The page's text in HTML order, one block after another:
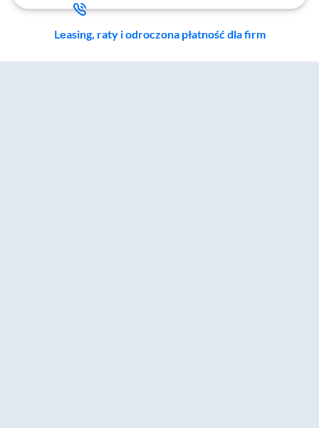
Leasing, raty i odroczona płatność dla firm